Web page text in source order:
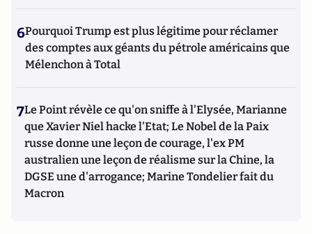
6Pourquoi Trump est plus légitime pour réclamer
des comptes aux géants du pétrole américains que
Mélenchon à Total
7Le Point révèle ce qu'on sniffe à l'Elysée, Marianne
que Xavier Niel hacke l'Etat; Le Nobel de la Paix
russe donne une leçon de courage, l'ex PM
australien une leçon de réalisme sur la Chine, la
DGSE une d'arrogance; Marine Tondelier fait du
Macron